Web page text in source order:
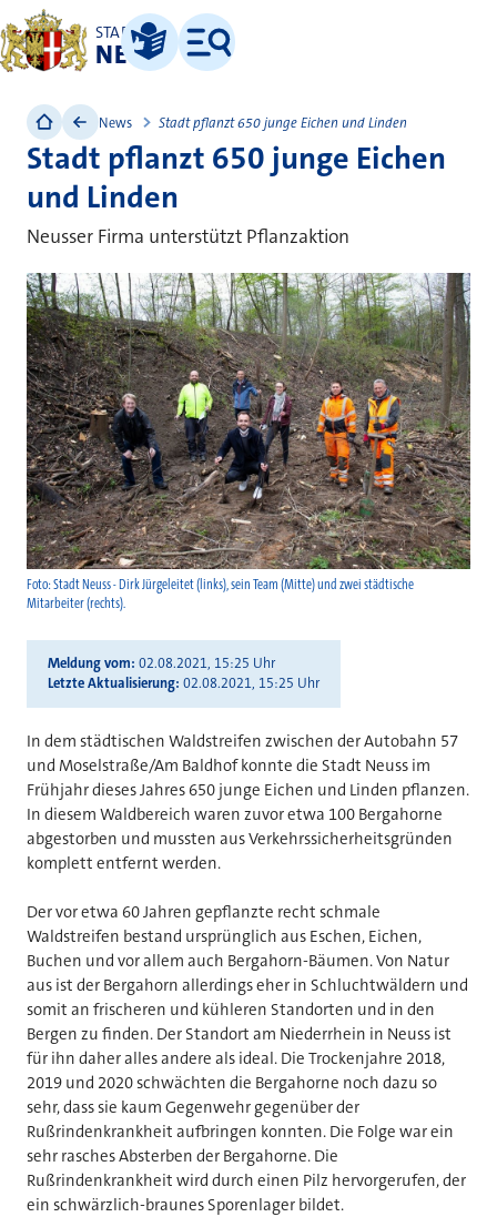
STADT
NEUSS
Leichte Sprache
Menü
Foto: Stadt Neuss - Dirk Jürgeleitet (links), sein Team (Mitte) und zwei städtische
Mitarbeiter (rechts).
News Stadt pflanzt 650 junge Eichen und Linden
Stadt pflanzt 650 junge Eichen
und Linden
Neusser Firma unterstützt Pflanzaktion
Meldung vom 02.08.2021, 15:25 Uhr
Letzte Aktualisierung 02.08.2021, 15:25 Uhr
In dem städtischen Waldstreifen zwischen der Autobahn 57
und Moselstraße/Am Baldhof konnte die Stadt Neuss im
Frühjahr dieses Jahres 650 junge Eichen und Linden pflanzen.
In diesem Waldbereich waren zuvor etwa 100 Bergahorne
abgestorben und mussten aus Verkehrssicherheitsgründen
komplett entfernt werden.
Der vor etwa 60 Jahren gepflanzte recht schmale
Waldstreifen bestand ursprünglich aus Eschen, Eichen,
Buchen und vor allem auch Bergahorn-Bäumen. Von Natur
aus ist der Bergahorn allerdings eher in Schluchtwäldern und
somit an frischeren und kühleren Standorten und in den
Bergen zu finden. Der Standort am Niederrhein in Neuss ist
für ihn daher alles andere als ideal. Die Trockenjahre 2018,
2019 und 2020 schwächten die Bergahorne noch dazu so
sehr, dass sie kaum Gegenwehr gegenüber der
Rußrindenkrankheit aufbringen konnten. Die Folge war ein
sehr rasches Absterben der Bergahorne. Die
Rußrindenkrankheit wird durch einen Pilz hervorgerufen, der
ein schwärzlich-braunes Sporenlager bildet.